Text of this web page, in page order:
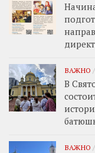
ВАЖНО /
В
ВАЖНО /